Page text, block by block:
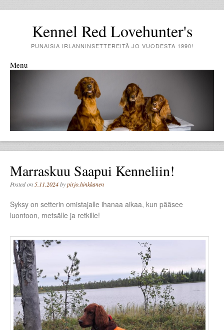
Kennel Red Lovehunter's
PUNAISIA IRLANNINSETTEREITÄ JO VUODESTA 1990!
Menu
Marraskuu Saapui Kenneliin!
Posted on5.11.2024bypirjo.hinkkanen
Syksy on setterin omistajalle ihanaa aikaa, kun pääsee
luontoon, metsälle ja retkille!